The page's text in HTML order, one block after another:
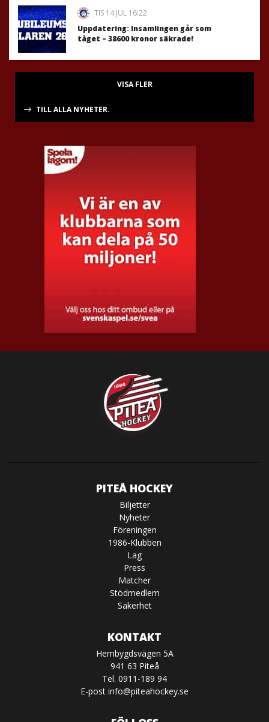
TIS 14 JUL 16:22
Uppdatering: Insamlingen går som
tåget – 38600 kronor säkrade!
VISA FLER
TILL ALLA NYHETER.
PITEÅ HOCKEY
Biljetter
Nyheter
Föreningen
1986-Klubben
Lag
Press
Matcher
Stödmedlem
Säkerhet
KONTAKT
Hembygdsvägen 5A
941 63 Piteå
Tel. 0911-189 94
E-post info@piteahockey.se